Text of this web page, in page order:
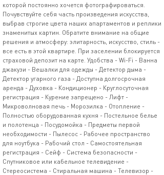
которой постоянно хочется фотографироваться.
Почувствуйте себя часть произведения искусства,
выбрав строгие цвета наших апартаментов и реплики
знаменитых картин. Обратите внимание на общие
решения и атмосферу: элитарность, искусство, стиль -
все есть в этой квартире. При заселении блокируется
страховой депозит на карте. Удобства - Wi-Fi - Ванна
джакузи - Вешалки для одежды - Детектор дыма -
Детектор угарного газа - Доступна долгосрочная
аренда - Духовка - Кондиционер - Круглосуточная
регистрация - Курение запрещено - Лифт -
Микроволновая печь - Морозилка - Отопление -
Полностью оборудованная кухня - Постельное белье
и полотенца - Посудомойка - Предметы первой
необходимости - Пылесос - Рабочее пространство
для ноутбука - Рабочий стол - Самостоятельная
регистрация - Сейф - Система безопасности -
Спутниковое или кабельное телевидение -
Стереосистема - Стиральная машина - Телевизор -